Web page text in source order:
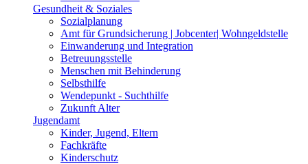
Gesundheit & Soziales
Sozialplanung
Amt für Grundsicherung | Jobcenter| Wohngeldstelle
Einwanderung und Integration
Betreuungsstelle
Menschen mit Behinderung
Selbsthilfe
Wendepunkt - Suchthilfe
Zukunft Alter
Jugendamt
Kinder, Jugend, Eltern
Fachkräfte
Kinderschutz